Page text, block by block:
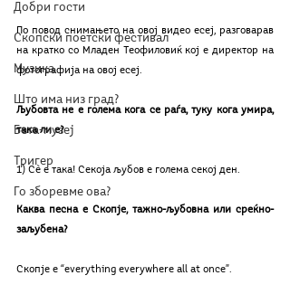
Добри гости
Скопски поетски фестивал
Музика
Што има низ град?
Бета-музеј
Тригер
Го зборевме ова?
По повод снимањето на овој видео есеј, разговарав
на кратко со Младен Теофиловиќ кој е директор на
фотографија на овој есеј.
Љубовта не е голема кога се раѓа, туку кога умира,
така ли е?
1) Сѐ е така! Секоја љубов е голема секој ден.
Каква песна е Скопје, тажно-љубовна или среќно-
заљубена?
Скопје е “everything everywhere all at once”.